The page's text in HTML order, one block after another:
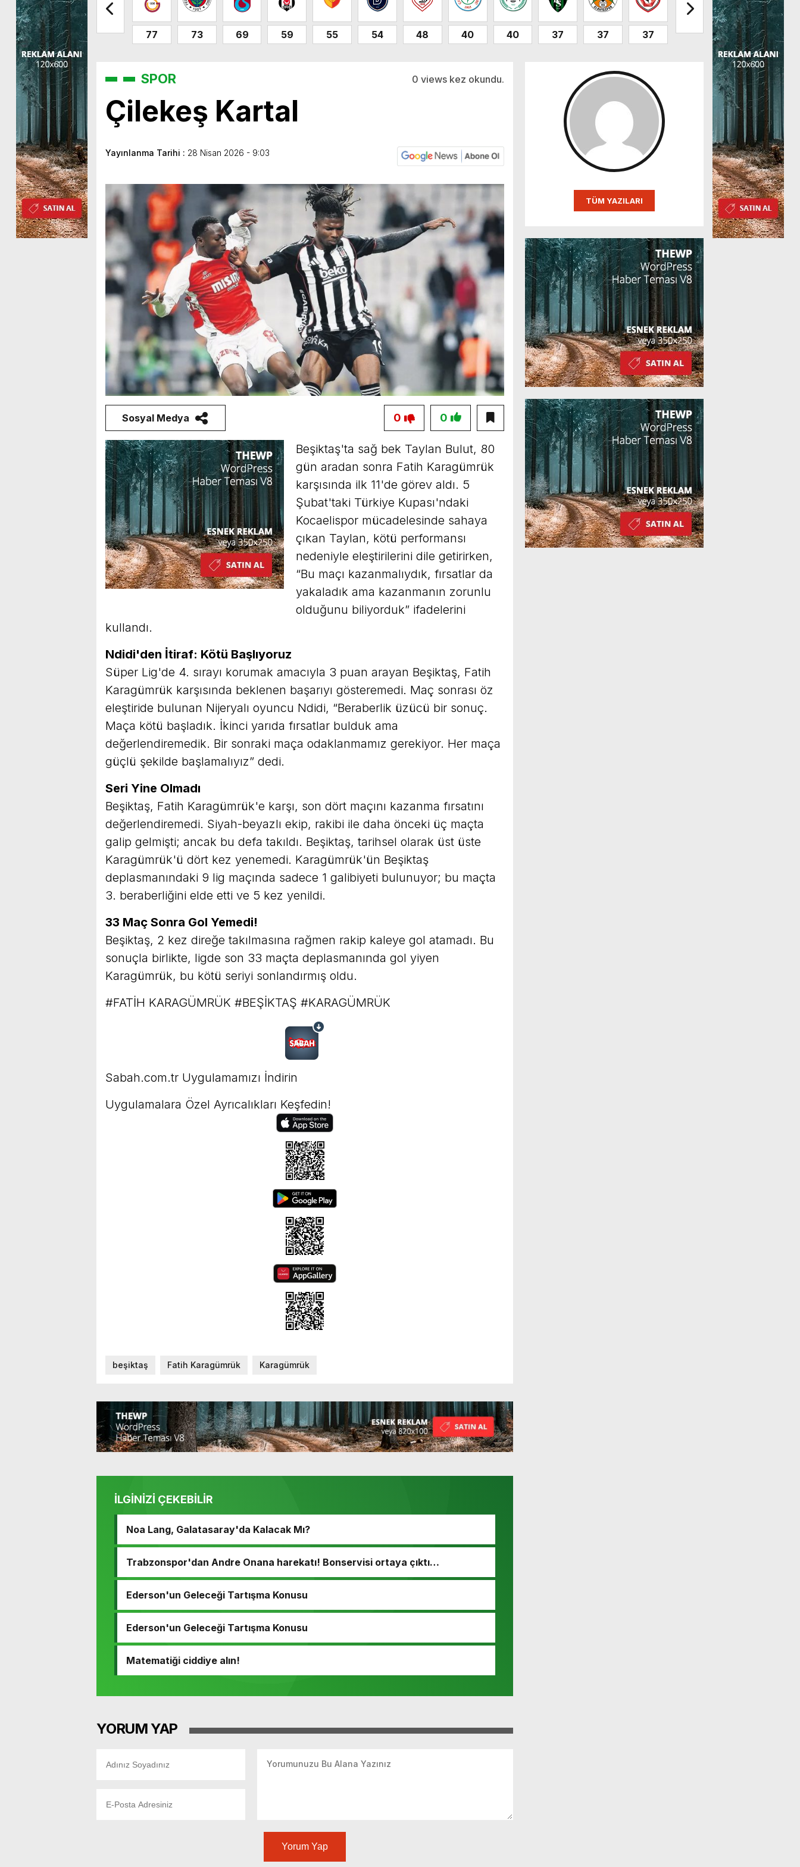
77 73 69 59 55 54 48 40 40 37 37 37 32 32 31
SPOR 0 views kez okundu.
Çilekeş Kartal
Yayınlanma Tarihi : 28 Nisan 2026 - 9:03
Sosyal Medya 0
0
Beşiktaş'ta sağ bek Taylan Bulut, 80
gün aradan sonra Fatih Karagümrük
karşısında ilk 11'de görev aldı. 5
Şubat'taki Türkiye Kupası'ndaki
Kocaelispor mücadelesinde sahaya
çıkan Taylan, kötü performansı
nedeniyle eleştirilerini dile getirirken,
“Bu maçı kazanmalıydık, fırsatlar da
yakaladık ama kazanmanın zorunlu
olduğunu biliyorduk” ifadelerini
kullandı.
Ndidi'den İtiraf: Kötü Başlıyoruz
Süper Lig'de 4. sırayı korumak amacıyla 3 puan arayan Beşiktaş, Fatih
Karagümrük karşısında beklenen başarıyı gösteremedi. Maç sonrası öz
eleştiride bulunan Nijeryalı oyuncu Ndidi, “Beraberlik üzücü bir sonuç.
Maça kötü başladık. İkinci yarıda fırsatlar bulduk ama
değerlendiremedik. Bir sonraki maça odaklanmamız gerekiyor. Her maça
güçlü şekilde başlamalıyız” dedi.
Seri Yine Olmadı
Beşiktaş, Fatih Karagümrük'e karşı, son dört maçını kazanma fırsatını
değerlendiremedi. Siyah-beyazlı ekip, rakibi ile daha önceki üç maçta
galip gelmişti; ancak bu defa takıldı. Beşiktaş, tarihsel olarak üst üste
Karagümrük'ü dört kez yenemedi. Karagümrük'ün Beşiktaş
deplasmanındaki 9 lig maçında sadece 1 galibiyeti bulunuyor; bu maçta
3. beraberliğini elde etti ve 5 kez yenildi.
33 Maç Sonra Gol Yemedi!
Beşiktaş, 2 kez direğe takılmasına rağmen rakip kaleye gol atamadı. Bu
sonuçla birlikte, ligde son 33 maçta deplasmanında gol yiyen
Karagümrük, bu kötü seriyi sonlandırmış oldu.
#FATİH KARAGÜMRÜK #BEŞİKTAŞ #KARAGÜMRÜK
Sabah.com.tr Uygulamamızı İndirin
Uygulamalara Özel Ayrıcalıkları Keşfedin!
beşiktaş Fatih Karagümrük Karagümrük
İLGİNİZİ ÇEKEBİLİR
Noa Lang, Galatasaray'da Kalacak Mı?
Trabzonspor'dan Andre Onana harekatı! Bonservisi ortaya çıktı…
Ederson'un Geleceği Tartışma Konusu
Ederson'un Geleceği Tartışma Konusu
Matematiği ciddiye alın!
YORUM YAP
Yorum Yap
TÜM YAZILARI